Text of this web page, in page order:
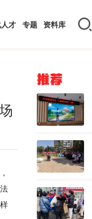
才 专题 资料库
推荐